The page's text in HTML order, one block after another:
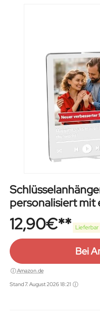
personalisiert mit
12,90€ Lieferbar
Bei
Amazon.de
Stand 7. August 2026 18:21